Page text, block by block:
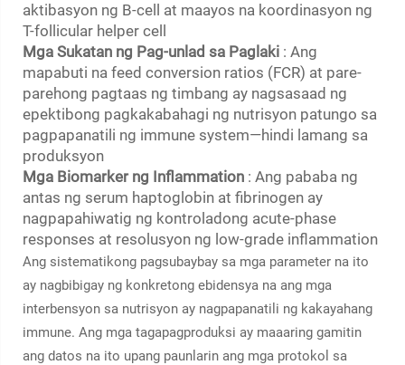
aktibasyon ng B-cell at maayos na koordinasyon ng
T-follicular helper cell
Mga Sukatan ng Pag-unlad sa Paglaki : Ang
mapabuti na feed conversion ratios (FCR) at pare-
parehong pagtaas ng timbang ay nagsasaad ng
epektibong pagkakabahagi ng nutrisyon patungo sa
pagpapanatili ng immune system—hindi lamang sa
produksyon
Mga Biomarker ng Inflammation : Ang pababa ng
antas ng serum haptoglobin at fibrinogen ay
nagpapahiwatig ng kontroladong acute-phase
responses at resolusyon ng low-grade inflammation
Ang sistematikong pagsubaybay sa mga parameter na ito
ay nagbibigay ng konkretong ebidensya na ang mga
interbensyon sa nutrisyon ay nagpapanatili ng kakayahang
immune. Ang mga tagapagproduksi ay maaaring gamitin
ang datos na ito upang paunlarin ang mga protokol sa